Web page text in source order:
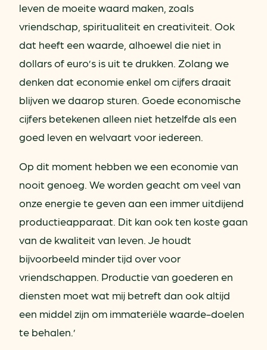
leven de moeite waard maken, zoals
vriendschap, spiritualiteit en creativiteit. Ook
dat heeft een waarde, alhoewel die niet in
dollars of euro’s is uit te drukken. Zolang we
denken dat economie enkel om cijfers draait
blijven we daarop sturen. Goede economische
cijfers betekenen alleen niet hetzelfde als een
goed leven en welvaart voor iedereen.
Op dit moment hebben we een economie van
nooit genoeg. We worden geacht om veel van
onze energie te geven aan een immer uitdijend
productieapparaat. Dit kan ook ten koste gaan
van de kwaliteit van leven. Je houdt
bijvoorbeeld minder tijd over voor
vriendschappen. Productie van goederen en
diensten moet wat mij betreft dan ook altijd
een middel zijn om immateriële waarde-doelen
te behalen.’